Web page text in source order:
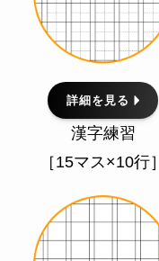
詳細を見る
漢字練習
［15マス×10行］